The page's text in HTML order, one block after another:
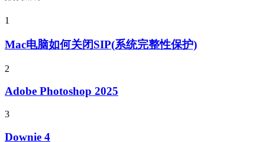
1
Mac电脑如何关闭SIP(系统完整性保护)
2
Adobe Photoshop 2025
3
Downie 4